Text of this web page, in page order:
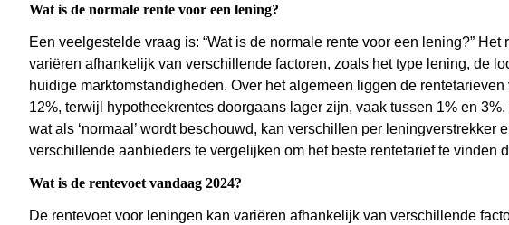
Wat is de normale rente voor een lening?
Een veelgestelde vraag is: “Wat is de normale rente voor een lening?”
variëren afhankelijk van verschillende factoren, zoals het type lening, de
huidige marktomstandigheden. Over het algemeen liggen de
12%, terwijl hypotheekrentes doorgaans lager zijn, vaak tussen 1% en
wat als ‘normaal’ wordt beschouwd, kan verschillen per leningverstrekker
verschillende aanbieders te vergelijken om het beste rentetarief te vinden
Wat is de rentevoet vandaag 2024?
De rentevoet voor leningen kan variëren afhankelijk van verschillende